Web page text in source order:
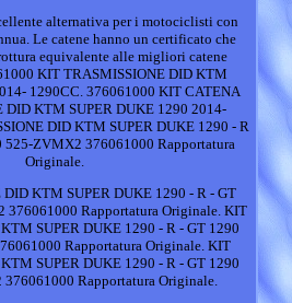
alternativa per i motociclisti con
Le catene hanno un certificato che
equivalente alle migliori catene
KIT TRASMISSIONE DID KTM
1290CC. 376061000 KIT CATENA
DID KTM SUPER DUKE 1290 2014-
DID KTM SUPER DUKE 1290 - R
525-ZVMX2 376061000 Rapportatura
Originale.
KTM SUPER DUKE 1290 - R - GT
376061000 Rapportatura Originale. KIT
SUPER DUKE 1290 - R - GT 1290
Rapportatura Originale. KIT
SUPER DUKE 1290 - R - GT 1290
Rapportatura Originale.